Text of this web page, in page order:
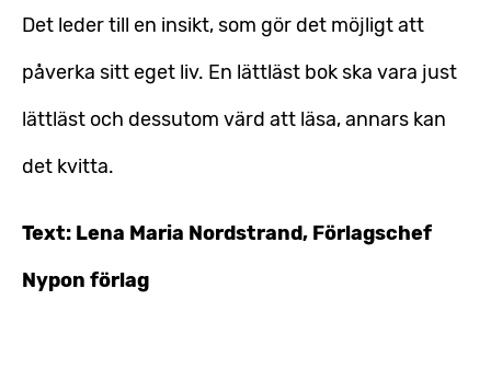
Det leder till en insikt, som gör det möjligt att
påverka sitt eget liv. En lättläst bok ska vara just
lättläst och dessutom värd att läsa, annars kan
det kvitta.
Text: Lena Maria Nordstrand, Förlagschef
Nypon förlag